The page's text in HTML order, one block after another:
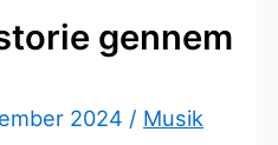
gennem
2024 / Musik